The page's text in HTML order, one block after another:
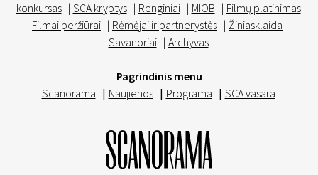
konkursas | SCA kryptys | Renginiai | MIOB | Filmų platinimas
| Filmai peržiūrai | Rėmėjai ir partnerystės | Žiniasklaida |
Savanoriai | Archyvas
Pagrindinis menu
Scanorama | Naujienos | Programa | SCA vasara